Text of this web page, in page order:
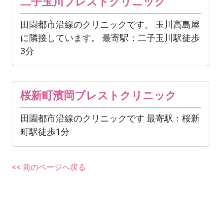
田園都市沿線のクリニックです。 玉川高島屋
に隣接しています。 最寄駅：二子玉川駅徒歩
3分
桜新町濱岡ブレストクリニック
田園都市沿線のクリニックです 最寄駅：桜新
町駅徒歩1分
<< 前のページへ戻る